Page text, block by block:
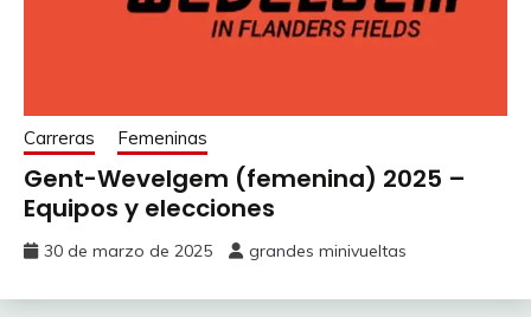
Carreras Femeninas
Gent-Wevelgem (femenina) 2025 –
Equipos y elecciones
30 de marzo de 2025 grandes minivueltas